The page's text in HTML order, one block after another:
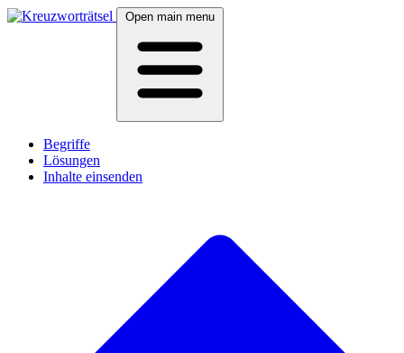
Open main menu
Begriffe
Lösungen
Inhalte einsenden